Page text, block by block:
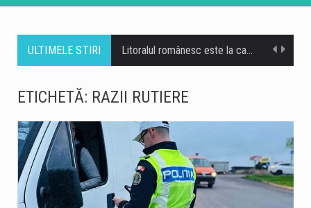
ULTIMELE STIRI Litoralul românesc este la capacitate maximă în acest weekend, când peste 200.000 de turiști se află în stațiunile de la Marea Neagră, potrivit datelor centralizate de operatorii din turism. Hotelurile, apartamentele de vacanță și celelalte structuri de cazare sunt ocupate în proporție de 100%, iar restaurantele, terasele, beach-barurile, cluburile și operatorii de agrement se confruntă cu un aflux important de clienți. Reprezentanții industriei ospitalității consideră că nivelul ridicat de ocupare reprezintă unul dintre cele mai importante momente ale sezonului estival 2026. Corina Martin, președintele Patronatului RESTO Constanța și secretar general al Federației Patronatelor din Industria Ospitalității din România (FPIOR), spune…
Operațiunea de scufundare controlată a celei de-a doua barje pe brațul Bala al Dunării s-a încheiat cu succes, după aproximativ 11 ore de la începerea manevrelor. Procedura a fost realizată gradual, sub coordonarea experților, pentru ca barja să fie coborâtă în poziția stabilită în prealabil. Apa a fost pompată în coferdamuri, permițând coborârea lentă a ambarcațiunii până la nivelul suprafeței apei. Ulterior, umplerea controlată a barjei a permis continuarea operațiunii într-un ritm echilibrat, astfel încât poziționarea acesteia să se realizeze în condiții de siguranță. Aceasta este cea de-a doua barjă scufundată controlat în cadrul operațiunii desfășurate pe brațul Bala. Intervenția…
ETICHETĂ: RAZII RUTIERE